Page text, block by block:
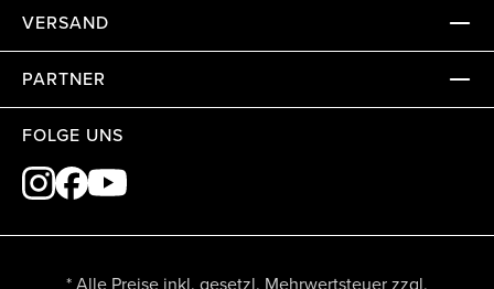
VERSAND
PARTNER
FOLGE UNS